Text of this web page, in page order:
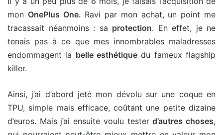
mon OnePlus One. Ravi par mon achat, un point me
tracassait néanmoins : sa protection. En effet, je ne
tenais pas à ce que mes innombrables maladresses
endommagent la belle esthétique du fameux flagship
killer.
Ainsi, j’ai d’abord jeté mon dévolu sur une coque en
TPU, simple mais efficace, coûtant une petite dizaine
d’euros. Mais j’ai ensuite voulu testerd’autres choses,